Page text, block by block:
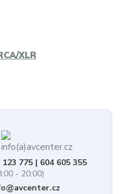
XLR
775 | 604 605 355
- 20:00)